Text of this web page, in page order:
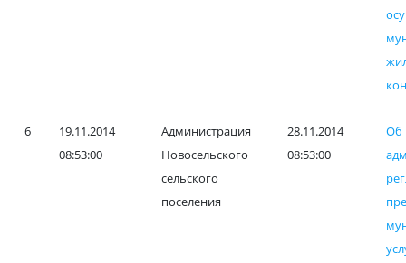
6
19.11.2014
08:53:00
Администрация
Новосельского
сельского
поселения
28.11.2014
08:53:00
Об